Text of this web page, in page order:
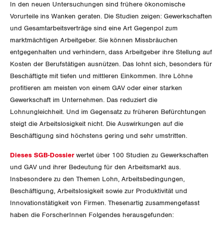
NEWSLETTER
BROSCHÜREN/BÜCHER
Bestellformular
Vorstand
Präsidialausschuss
Feministische Kommission
Jugendkommission
Migrationskommission
Queer-Kommission
ZENTRALSEKRETARIAT
KANTONALE BÜNDE
Aargau
Beide Basel
Bern
Freiburg
ANGESCHLOSSENE VERBÄNDE
OFFENE STELLEN
AGENDA
Artikel
Medienmitteilungen
Dossier
Vernehmlassungen
Bücher/Broschüren
Blog Daniel Lampart
Der Europa-Blog
Kontakt
In den neuen Untersuchungen sind frühere ökonomische
Vorurteile ins Wanken geraten. Die Studien zeigen: Gewerkschaften
und Gesamtarbeitsverträge sind eine Art Gegenpol zum
marktmächtigen Arbeitgeber. Sie können Missbräuchen
entgegenhalten und verhindern, dass Arbeitgeber ihre Stellung auf
Kosten der Berufstätigen ausnützen. Das lohnt sich, besonders für
Beschäftigte mit tiefen und mittleren Einkommen. Ihre Löhne
profitieren am meisten von einem GAV oder einer starken
Gewerkschaft im Unternehmen. Das reduziert die
Lohnungleichheit. Und im Gegensatz zu früheren Befürchtungen
steigt die Arbeitslosigkeit nicht. Die Auswirkungen auf die
Beschäftigung sind höchstens gering und sehr umstritten.
Dieses SGB-Dossierwertet über 100 Studien zu Gewerkschaften
und GAV und ihrer Bedeutung für den Arbeitsmarkt aus.
Insbesondere zu den Themen Lohn, Arbeitsbedingungen,
Beschäftigung, Arbeitslosigkeit sowie zur Produktivität und
Innovationstätigkeit von Firmen. Thesenartig zusammengefasst
haben die ForscherInnen Folgendes herausgefunden: